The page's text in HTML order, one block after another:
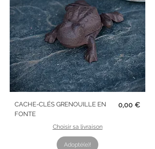
CACHE-CLÉS GRENOUILLE EN
FONTE
Prix
0,00 €
Choisir sa livraison
Adopté(e)!